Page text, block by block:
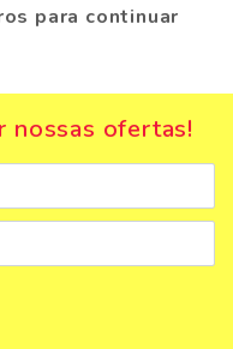
para continuar
nossas ofertas!